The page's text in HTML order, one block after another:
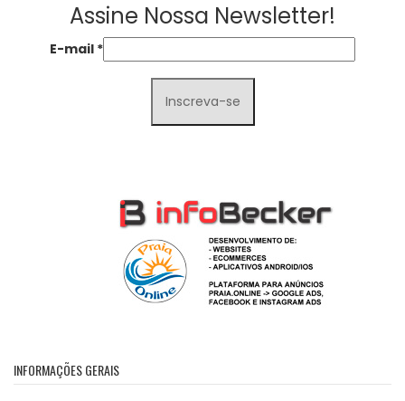
Assine Nossa Newsletter!
E-mail *
INFORMAÇÕES GERAIS